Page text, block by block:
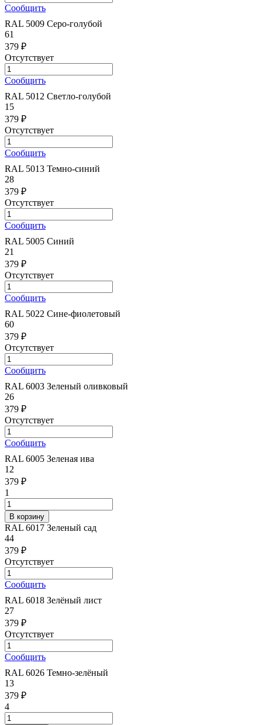
Сообщить
RAL 5009 Серо-голубой
61
379 ₽
Отсутствует
Сообщить
RAL 5012 Светло-голубой
15
379 ₽
Отсутствует
Сообщить
RAL 5013 Темно-синий
28
379 ₽
Отсутствует
Сообщить
RAL 5005 Синий
21
379 ₽
Отсутствует
Сообщить
RAL 5022 Сине-фиолетовый
60
379 ₽
Отсутствует
Сообщить
RAL 6003 Зеленый оливковый
26
379 ₽
Отсутствует
Сообщить
RAL 6005 Зеленая ива
12
379 ₽
1
RAL 6017 Зеленый сад
44
379 ₽
Отсутствует
Сообщить
RAL 6018 Зелёный лист
27
379 ₽
Отсутствует
Сообщить
RAL 6026 Темно-зелёный
13
379 ₽
4